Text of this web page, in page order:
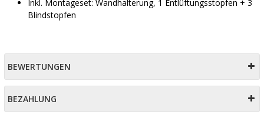
Inkl. Montageset: Wandhalterung, 1 Entlüftungsstopfen + 3
Blindstopfen
BEWERTUNGEN
BEZAHLUNG